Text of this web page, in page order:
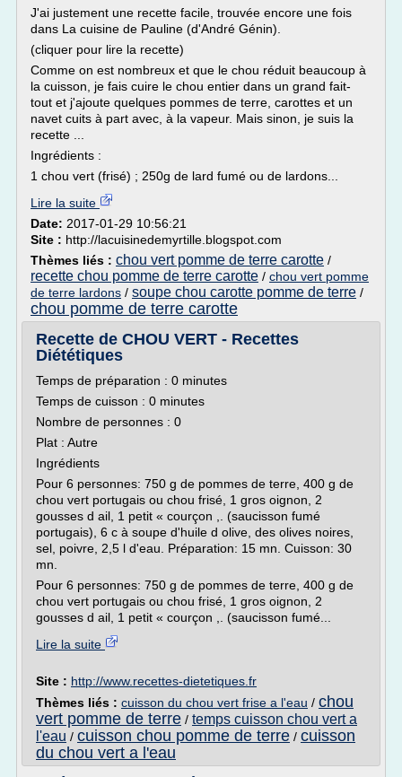
J'ai justement une recette facile, trouvée encore une fois
dans La cuisine de Pauline (d'André Génin).
(cliquer pour lire la recette)
Comme on est nombreux et que le chou réduit beaucoup à
la cuisson, je fais cuire le chou entier dans un grand fait-
tout et j'ajoute quelques pommes de terre, carottes et un
navet cuits à part avec, à la vapeur. Mais sinon, je suis la
recette ...
Ingrédients :
1 chou vert (frisé) ; 250g de lard fumé ou de lardons...
Lire la suite
Date: 2017-01-29 10:56:21
Site : http://lacuisinedemyrtille.blogspot.com
Thèmes liés : chou vert pomme de terre carotte /
recette chou pomme de terre carotte / chou vert pomme
de terre lardons / soupe chou carotte pomme de terre /
chou pomme de terre carotte
Recette de CHOU VERT - Recettes
Diététiques
Temps de préparation : 0 minutes
Temps de cuisson : 0 minutes
Nombre de personnes : 0
Plat : Autre
Ingrédients
Pour 6 personnes: 750 g de pommes de terre, 400 g de
chou vert portugais ou chou frisé, 1 gros oignon, 2
gousses d ail, 1 petit « courçon ,. (saucisson fumé
portugais), 6 c à soupe d'huile d olive, des olives noires,
sel, poivre, 2,5 l d'eau. Préparation: 15 mn. Cuisson: 30
mn.
Pour 6 personnes: 750 g de pommes de terre, 400 g de
chou vert portugais ou chou frisé, 1 gros oignon, 2
gousses d ail, 1 petit « courçon ,. (saucisson fumé...
Lire la suite
Site : http://www.recettes-dietetiques.fr
Thèmes liés : cuisson du chou vert frise a l'eau / chou
vert pomme de terre / temps cuisson chou vert a
l'eau / cuisson chou pomme de terre / cuisson
du chou vert a l'eau